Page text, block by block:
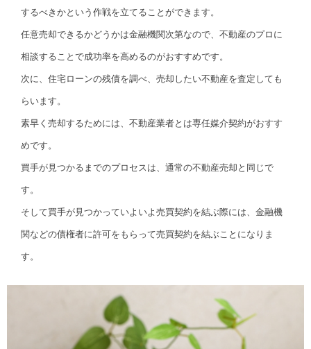
するべきかという作戦を立てることができます。
任意売却できるかどうかは金融機関次第なので、不動産のプロに
相談することで成功率を高めるのがおすすめです。
次に、住宅ローンの残債を調べ、売却したい不動産を査定しても
らいます。
素早く売却するためには、不動産業者とは専任媒介契約がおすす
めです。
買手が見つかるまでのプロセスは、通常の不動産売却と同じで
す。
そして買手が見つかっていよいよ売買契約を結ぶ際には、金融機
関などの債権者に許可をもらって売買契約を結ぶことになりま
す。